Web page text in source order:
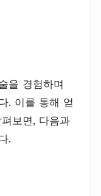
을 경험하며
. 이를 통해 얻
보면, 다음과
.